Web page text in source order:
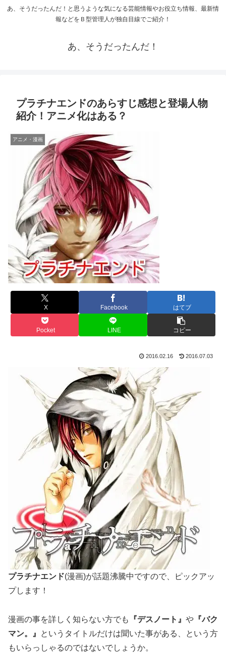
あ、そうだったんだ！と思うような気になる芸能情報やお役立ち情報、最新情
報などをＢ型管理人が独自目線でご紹介！
あ、そうだったんだ！
プラチナエンドのあらすじ感想と登場人物
紹介！アニメ化はある？
アニメ・漫画
X Facebook はてブ
Pocket LINE コピー
2016.02.16 2016.07.03
プラチナエンド(漫画)が話題沸騰中ですので、ピックアッ
プします！
漫画の事を詳しく知らない方でも 『デスノート』 や 『バク
マン。』
というタイトルだけは聞いた事がある、という方
もいらっしゃるのではないでしょうか。